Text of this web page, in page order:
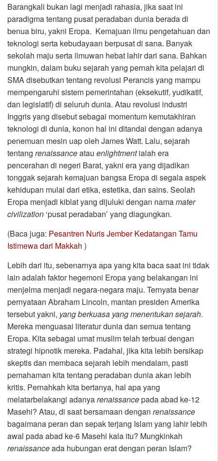
Barangkali bukan lagi menjadi rahasia, jika saat ini
paradigma tentang pusat peradaban dunia berada di
benua biru, yakni Eropa. Kemajuan ilmu pengetahuan dan
teknologi serta kebudayaan berpusat di sana. Banyak
sekolah maju serta ilmuwan hebat lahir dari sana. Bahkan
mungkin, dalam buku sejarah yang pernah kita pelajari di
SMA disebutkan tentang revolusi Perancis yang mampu
mempengaruhi sistem pemerintahan (eksekutif, yudikatif,
dan legislatif) di seluruh dunia. Atau revolusi industri
Inggris yang disebut sebagai momentum kemutakhiran
teknologi di dunia, konon hal ini ditandai dengan adanya
penemuan mesin uap oleh James Watt. Lalu, sejarah
tentang renaissanceatau enlightmentialah era
pencerahan di negeri Barat, yakni era yang dijadikan
tonggak sejarah kemajuan bangsa Eropa di segala aspek
kehidupan mulai dari etika, estetika, dan sains. Seolah
Eropa menjadi kiblat yang dijuluki dengan namamater
civilization ‘pusat peradaban’ yang diagungkan.
(Baca juga: Pesantren Nuris Jember Kedatangan Tamu
Istimewa dari Makkah )
Lebih dari itu, sebenarnya apa yang kita baca saat ini tidak
lain adalah faktor hegemoni Eropa yang belakangan ini
menjelma menjadi negara-negara maju. Ternyata benar
pernyataan Abraham Lincoln, mantan presiden Amerika
tersebut yakni, yang berkuasa yang menentukan sejarah.
Mereka menguasai literatur dunia dan semua tentang
Eropa. Kita sebagai umat muslim telah terbuai dengan
strategi hipnotik mereka. Padahal, jika kita lebih bersikap
skeptis dan membaca sejarah lebih mendalam, pasti
pemahaman kita tentang peradaban dunia akan lebih
kritis. Pernahkah kita bertanya, hal apa yang
melatarbelakangi adanyarenaissancepada abad ke-12
Masehi? Atau, di saat bersamaan dengan renaissance
bagaimana peran dan sepak terjang Islam yang lahir lebih
awal pada abad ke-6 Masehi kala itu? Mungkinkah
renaissanceada hubungan erat dengan peran Islam?